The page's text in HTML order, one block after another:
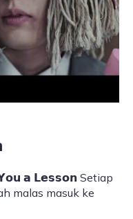
𝗮 𝗟𝗲𝘀𝘀𝗼𝗻 Setiap
malas masuk ke